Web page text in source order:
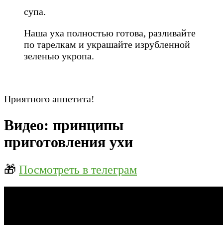
супа.
Наша уха полностью готова, разливайте
по тарелкам и украшайте изрубленной
зеленью укропа.
Приятного аппетита!
Видео: принципы
приготовления ухи
🎁 Посмотреть в телеграм